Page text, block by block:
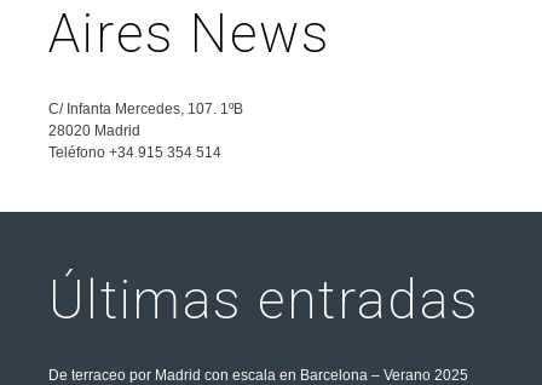
Aires News
C/ Infanta Mercedes, 107. 1ºB
28020 Madrid
Teléfono +34 915 354 514
Últimas entradas
De terraceo por Madrid con escala en Barcelona – Verano 2025